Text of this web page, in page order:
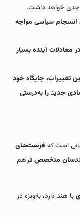
جدی خواهد داشت.
انسجام سیاسی مواجه
آینده بسیار
تغییرات، جایگاه خود
جدید را به‌درستی
است که فرصت‌های
مهندسان متخصصفراهم
با هند دارد، به‌ویژه در